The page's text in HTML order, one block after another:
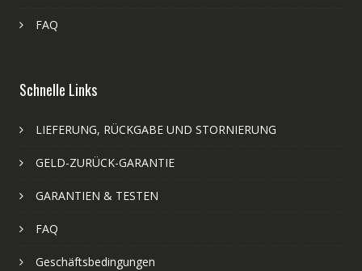
FAQ
Schnelle Links
LIEFERUNG, RÜCKGABE UND STORNIERUNG
GELD-ZURÜCK-GARANTIE
GARANTIEN & TESTEN
FAQ
Geschäftsbedingungen